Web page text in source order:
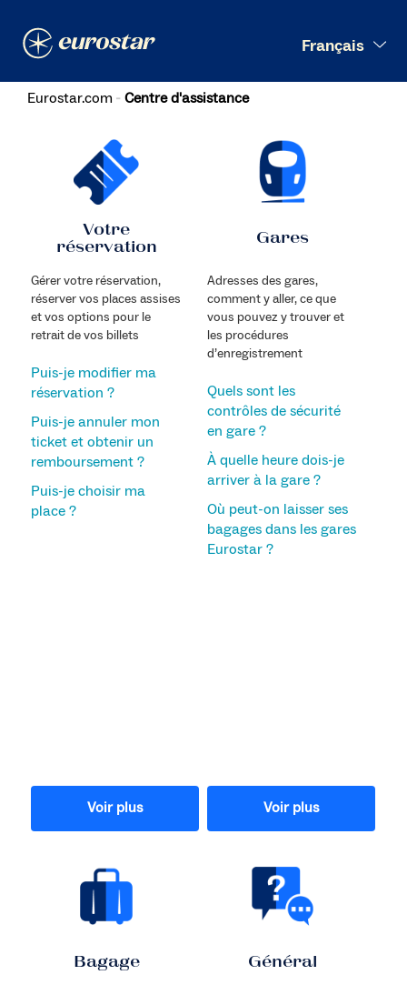
Français
Eurostar.com Centre d'assistance
Votre
réservation
Gérer votre réservation,
réserver vos places assises
et vos options pour le
retrait de vos billets
Puis-je modifier ma
réservation ?
Puis-je annuler mon
ticket et obtenir un
remboursement ?
Puis-je choisir ma
place ?
Voir plus
Gares
Adresses des gares,
comment y aller, ce que
vous pouvez y trouver et
les procédures
d’enregistrement
Quels sont les
contrôles de sécurité
en gare ?
À quelle heure dois-je
arriver à la gare ?
Où peut-on laisser ses
bagages dans les gares
Eurostar ?
Voir plus
Bagage Général